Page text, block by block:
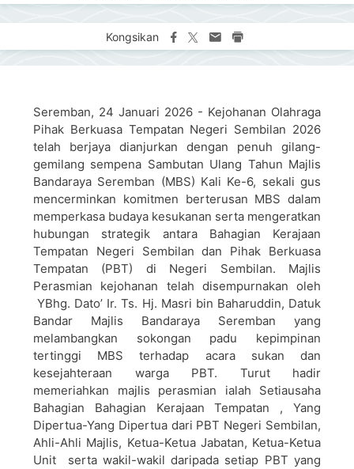
Kongsikan
Seremban, 24 Januari 2026 - Kejohanan Olahraga
Pihak Berkuasa Tempatan Negeri Sembilan 2026
telah berjaya dianjurkan dengan penuh gilang-
gemilang sempena Sambutan Ulang Tahun Majlis
Bandaraya Seremban (MBS) Kali Ke-6, sekali gus
mencerminkan komitmen berterusan MBS dalam
memperkasa budaya kesukanan serta mengeratkan
hubungan strategik antara Bahagian Kerajaan
Tempatan Negeri Sembilan dan Pihak Berkuasa
Tempatan (PBT) di Negeri Sembilan. Majlis
Perasmian kejohanan telah disempurnakan oleh
YBhg. Dato’ Ir. Ts. Hj. Masri bin Baharuddin, Datuk
Bandar Majlis Bandaraya Seremban yang
melambangkan sokongan padu kepimpinan
tertinggi MBS terhadap acara sukan dan
kesejahteraan warga PBT. Turut hadir
memeriahkan majlis perasmian ialah Setiausaha
Bahagian Bahagian Kerajaan Tempatan , Yang
Dipertua-Yang Dipertua dari PBT Negeri Sembilan,
Ahli-Ahli Majlis, Ketua-Ketua Jabatan, Ketua-Ketua
Unit serta wakil-wakil daripada setiap PBT yang